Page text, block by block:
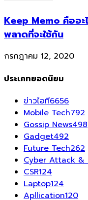
Keep Memo คืออะ
พลาดที่จะใช้กัน
กรกฎาคม 12, 2020
ประเภทยอดนิยม
ข่าวไอที6656
Mobile Tech792
Gossip News498
Gadget492
Future Tech262
Cyber Attack &
CSR124
Laptop124
Apllication120